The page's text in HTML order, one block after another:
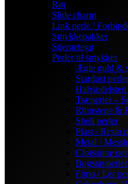
Rør
Slide charm
Link perle /
Smykkepakker
Stjernetegn
Perler til smykker
Ægte guld &
Stardust
Træperler –
Rhinstene &
Shell perler
Plast / Resin
Metal /
Cloisonne
Bogstavperler
Fimo / Ler